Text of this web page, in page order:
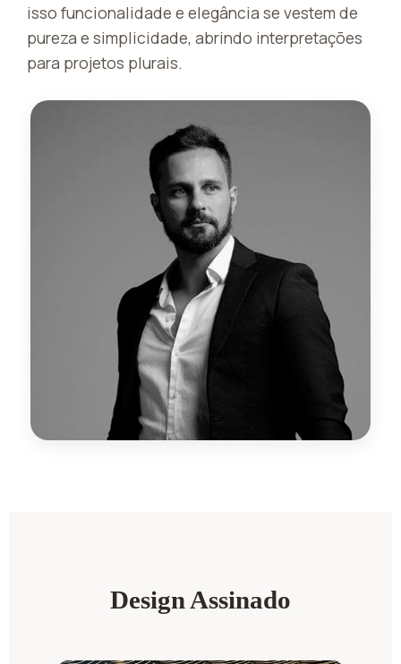
isso funcionalidade e elegância se vestem de
pureza e simplicidade, abrindo interpretações
para projetos plurais.
Design Assinado